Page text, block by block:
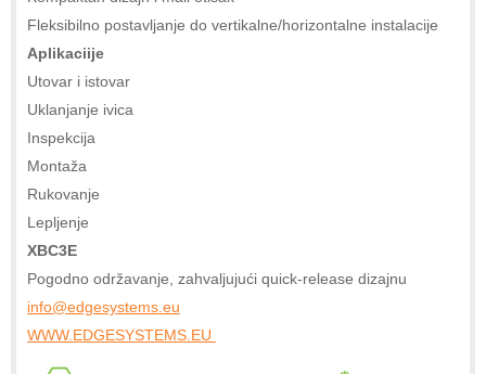
Fleksibilno postavljanje do vertikalne/horizontalne instalacijе
Aplikaciije
Utovar i istovar
Uklanjanje ivica
Inspekcija
Montaža
Rukovanje
Lepljenje
XBC3E
Pogodno održavanje, zahvaljujući quick-release dizajnu
info@edgesystems.eu
WWW.EDGESYSTEMS.EU